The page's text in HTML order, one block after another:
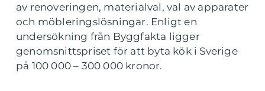
av renoveringen, materialval, val av apparater
och möbleringslösningar. Enligt en
undersökning från Byggfakta ligger
genomsnittspriset för att byta kök i Sverige
på 100 000 – 300 000 kronor.